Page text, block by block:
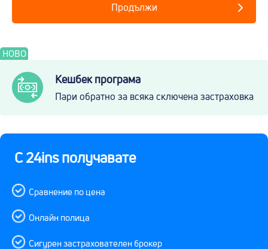
Продължи
НОВО
Кешбек програма
Пари обратно за всяка сключена застраховка
С 24ins получавате
Сравнение по цена
Онлайн полица
Сигурен застрахователен брокер